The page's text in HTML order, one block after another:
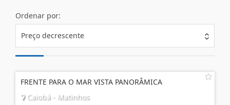
Ordenar por:
Preço decrescente
FRENTE PARA O MAR VISTA PANORÂMICA
Caiobá - Matinhos